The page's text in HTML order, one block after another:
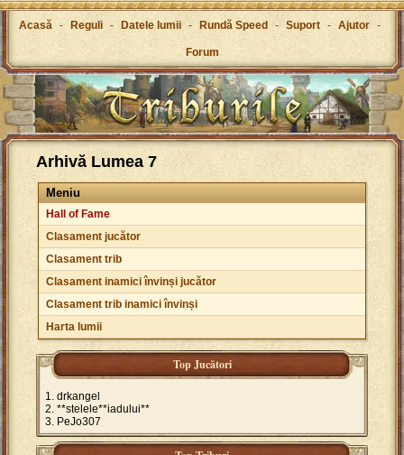
Acasă - Reguli - Datele lumii - Rundă Speed - Suport - Ajutor -
Forum
Arhivă Lumea 7
Meniu
Hall of Fame
Clasament jucător
Clasament trib
Clasament inamici învinși jucător
Clasament trib inamici învinși
Harta lumii
Top Jucători
drkangel
**stelele**iadului**
PeJo307